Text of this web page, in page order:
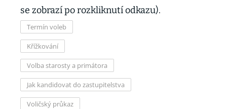
se zobrazí po rozkliknutí odkazu).
Termín voleb
Křížkování
Volba starosty a primátora
Jak kandidovat do zastupitelstva
Voličský průkaz